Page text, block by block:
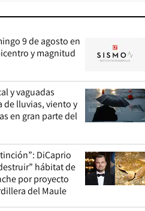
9 de agosto en
y magnitud
y vaguadas
de lluvias, viento y
en gran parte del
DiCaprio
hábitat de
por proyecto
del Maule